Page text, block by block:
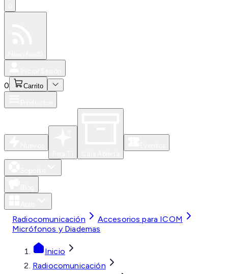
0 Carrito
Radiocomunicación
Accesorios para ICOM
Micrófonos y Diademas
Inicio
Radiocomunicación